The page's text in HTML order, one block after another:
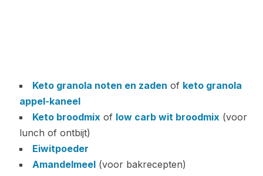
Keto granola noten en zaden of keto granola
appel-kaneel
Keto broodmix of low carb wit broodmix (voor
lunch of ontbijt)
Eiwitpoeder
Amandelmeel(voor bakrecepten)